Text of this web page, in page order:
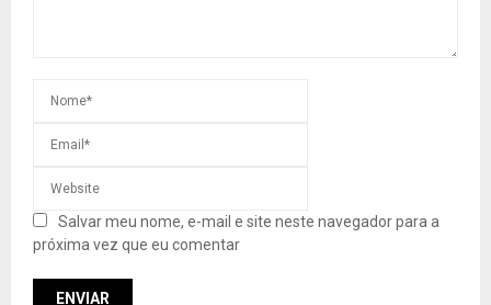
Salvar meu nome, e-mail e site neste navegador para a
próxima vez que eu comentar